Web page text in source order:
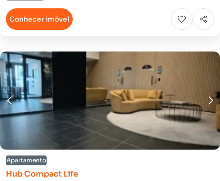
Conhecer imóvel
Apartamento
Hub Compact Life